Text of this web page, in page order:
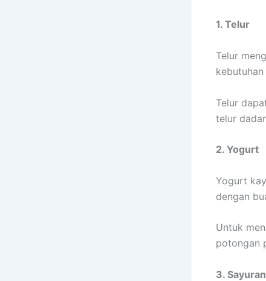
1. Telur
Telur
Telur
telur
2. Yogurt
Yogurt
dengan
Untuk
potongan
3.